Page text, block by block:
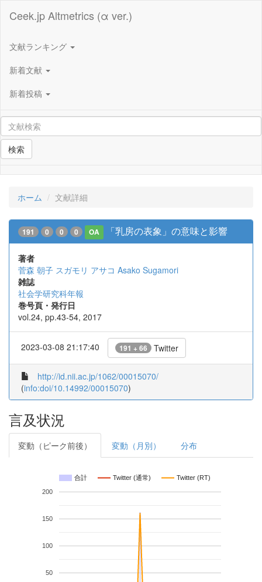
Ceek.jp Altmetrics (α ver.)
文献ランキング
新着文献
新着投稿
検索
ホーム 文献詳細
191 0 0 0 OA 「乳房の表象」の意味と影響
著者
菅森 朝子 スガモリ アサコ Asako Sugamori
雑誌
社会学研究科年報
巻号頁・発行日
vol.24, pp.43-54, 2017
2023-03-08 21:17:40 191 + 66 Twitter
http://id.nii.ac.jp/1062/00015070/
(info:doi/10.14992/00015070)
言及状況
変動（ピーク前後） 変動（月別） 分布
合計 Twitter (通常) Twitter (RT)
50
100
150
200